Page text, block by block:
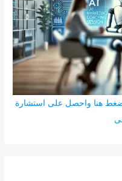
اضغط هنا واحصل على استشارة